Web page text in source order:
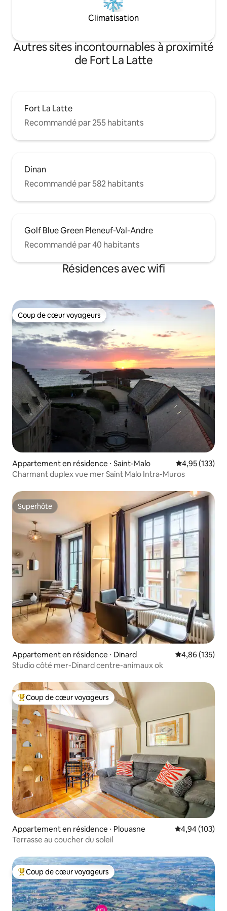
Climatisation
Autres sites incontournables à proximité
de Fort La Latte
Fort La Latte
Recommandé par 255 habitants
Dinan
Recommandé par 582 habitants
Golf Blue Green Pleneuf-Val-Andre
Recommandé par 40 habitants
Résidences avec wifi
Coup de cœur voyageurs
Coup de cœur voyageurs
Appartement en résidence ⋅ Saint-Malo Évaluation
4,95 (133)
Charmant duplex vue mer Saint Malo Intra-Muros
Superhôte
Superhôte
Appartement en résidence ⋅ Dinard Évaluation
4,86 (135)
Studio côté mer-Dinard centre-animaux ok
Coups de cœur voyageurs les plus appréciés
Coup de cœur voyageurs
Appartement en résidence ⋅ Plouasne Évaluation
4,94 (103)
Terrasse au coucher du soleil
Coups de cœur voyageurs les plus appréciés
Coup de cœur voyageurs